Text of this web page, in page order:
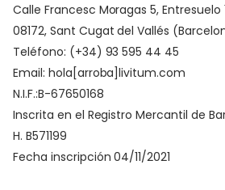
Calle Francesc Moragas 5, Entresuelo
08172, Sant Cugat del Vallés
Teléfono: (+34) 93 595 44 45
Email: hola[arroba]livitum.com
N.I.F.:B-67650168
Inscrita en el Registro Mercantil de
H. B571199
Fecha inscripción 04/11/2021